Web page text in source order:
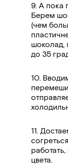
9. А пока
Берем
(чем
шоколад,
до 35
10.
11.
цвета.